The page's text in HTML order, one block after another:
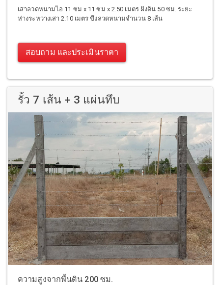
เสาลวดหนามไอ 11 ซม x 11 ซม x 2.50 เมตร ฝังดิน 50 ซม. ระยะ
ห่างระหว่างเสา 2.10 เมตร ขึงลวดหนามจำนวน 8 เส้น
สอบถาม และประเมินราคา
รั้ว 7 เส้น + 3 แผ่นทึบ
ความสูงจากพื้นดิน 200 ซม.